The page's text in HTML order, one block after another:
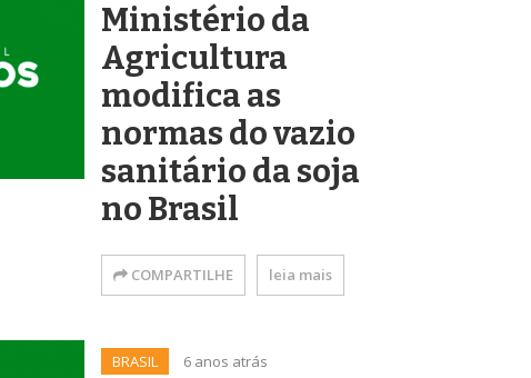
Ministério da
Agricultura
modifica as
normas do vazio
sanitário da soja
no Brasil
COMPARTILHE leia mais
BRASIL 6 anos atrás